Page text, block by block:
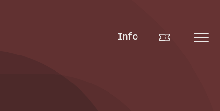
Info